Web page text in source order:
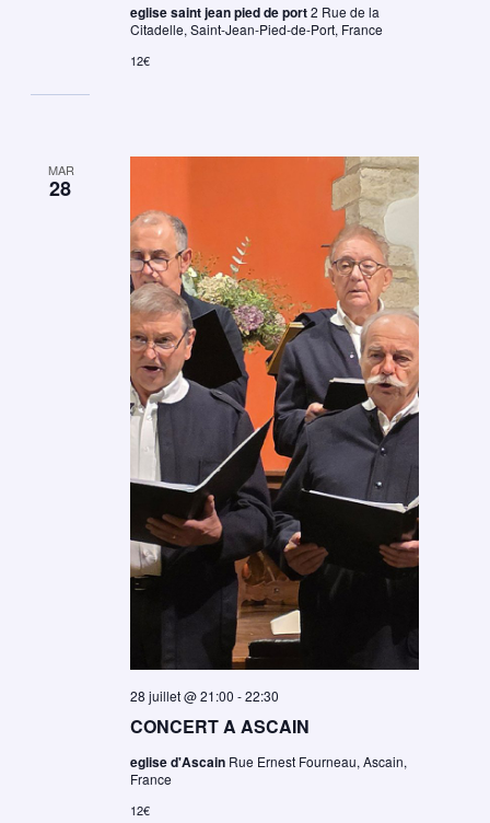
eglise saint jean pied de port2 Rue de la
Citadelle, Saint-Jean-Pied-de-Port, France
12€
MAR
28
CONCERT A ASCAIN
28 juillet @ 21:00 -22:30
eglise d'Ascain Rue Ernest Fourneau, Ascain,
France
12€